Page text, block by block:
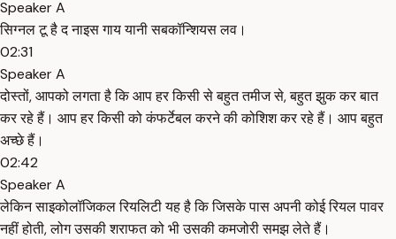
Speaker A
सिग्नल टू है द नाइस गाय यानी सबकॉन्शियस लव।
02:31
Speaker A
दोस्तों, आपको लगता है कि आप हर किसी से बहुत तमीज से, बहुत झुक कर बात
कर रहे हैं। आप हर किसी को कंफर्टेबल करने की कोशिश कर रहे हैं। आप बहुत
अच्छे हैं।
02:42
Speaker A
लेकिन साइकोलॉजिकल रियलिटी यह है कि जिसके पास अपनी कोई रियल पावर
नहीं होती, लोग उसकी शराफत को भी उसकी कमजोरी समझ लेते हैं।